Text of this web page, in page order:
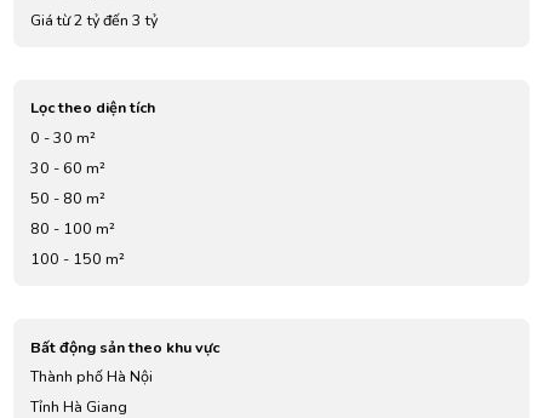
Giá từ 2 tỷ đến 3 tỷ
Lọc theo diện tích
0 - 30 m²
30 - 60 m²
50 - 80 m²
80 - 100 m²
100 - 150 m²
Bất động sản theo khu vực
Thành phố Hà Nội
Tỉnh Hà Giang